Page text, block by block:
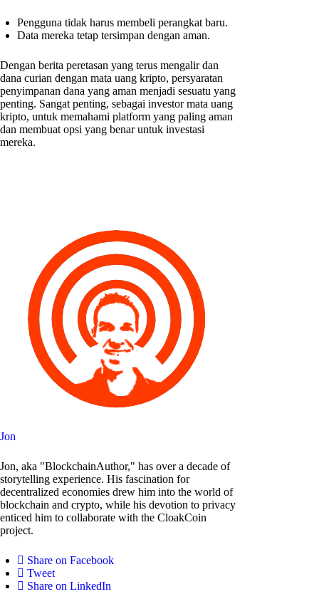
Pengguna tidak harus membeli perangkat baru.
Data mereka tetap tersimpan dengan aman.
Dengan berita peretasan yang terus mengalir dan
dana curian dengan mata uang kripto, persyaratan
penyimpanan dana yang aman menjadi sesuatu yang
penting. Sangat penting, sebagai investor mata uang
kripto, untuk memahami platform yang paling aman
dan membuat opsi yang benar untuk investasi
mereka.
Jon
Jon, aka "BlockchainAuthor," has over a decade of
storytelling experience. His fascination for
decentralized economies drew him into the world of
blockchain and crypto, while his devotion to privacy
enticed him to collaborate with the CloakCoin
project.
Share on Facebook
Tweet
Share on LinkedIn